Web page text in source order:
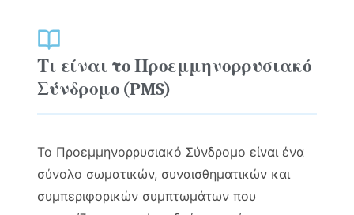
Τι είναι το Προεμμηνορρυσιακό
Σύνδρομο (PMS)
Το Προεμμηνορρυσιακό Σύνδρομο είναι ένα
σύνολο σωματικών, συναισθηματικών και
συμπεριφορικών συμπτωμάτων που